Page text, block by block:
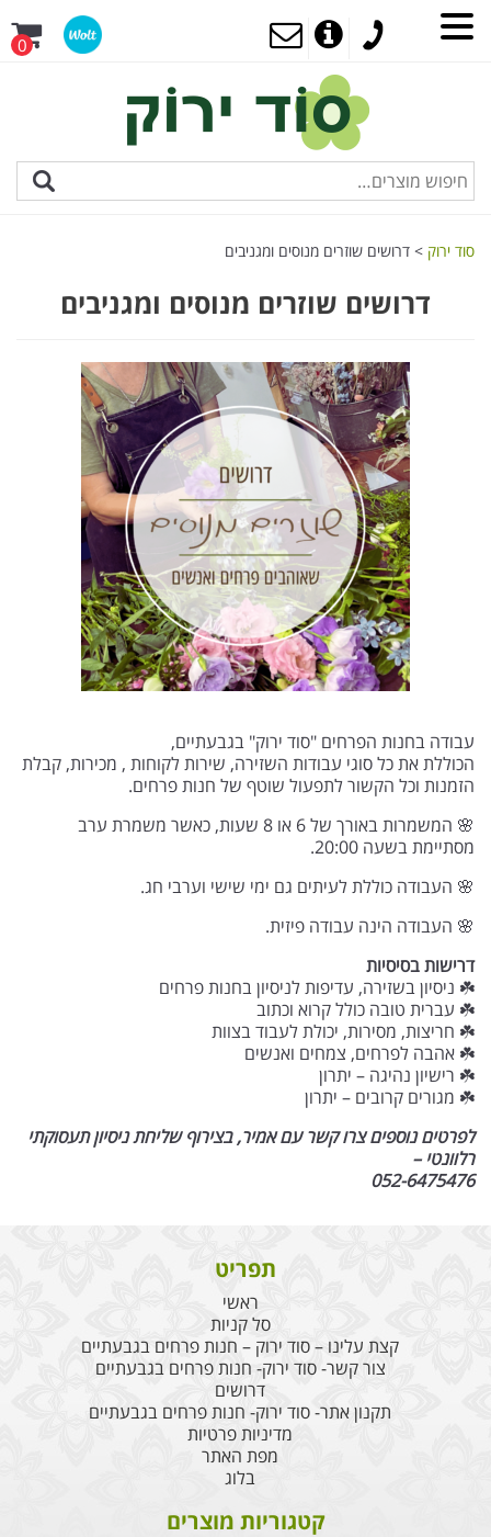
0
סוד ירוק > דרושים שוזרים מנוסים ומגניבים
דרושים שוזרים מנוסים ומגניבים
עבודה בחנות הפרחים "סוד ירוק" בגבעתיים,
הכוללת את כל סוגי עבודות השזירה, שירות לקוחות , מכירות, קבלת
הזמנות וכל הקשור לתפעול שוטף של חנות פרחים.
🌸 המשמרות באורך של 6 או 8 שעות, כאשר משמרת ערב
מסתיימת בשעה 20:00.
🌸 העבודה כוללת לעיתים גם ימי שישי וערבי חג.
🌸 העבודה הינה עבודה פיזית.
דרישות בסיסיות
☘️ ניסיון בשזירה, עדיפות לניסיון בחנות פרחים
☘️ עברית טובה כולל קרוא וכתוב
☘️ חריצות, מסירות, יכולת לעבוד בצוות
☘️ אהבה לפרחים, צמחים ואנשים
☘️ רישיון נהיגה – יתרון
☘️ מגורים קרובים – יתרון
לפרטים נוספים צרו קשר עם אמיר, בצירוף שליחת ניסיון תעסוקתי
רלוונטי –
052-6475476
תפריט
ראשי
סל קניות
קצת עלינו – סוד ירוק – חנות פרחים בגבעתיים
צור קשר- סוד ירוק- חנות פרחים בגבעתיים
דרושים
תקנון אתר- סוד ירוק- חנות פרחים בגבעתיים
מדיניות פרטיות
מפת האתר
בלוג
קטגוריות מוצרים